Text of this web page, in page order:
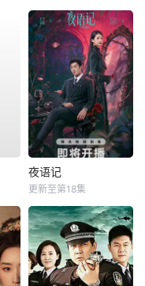
夜语记
更新至第18集